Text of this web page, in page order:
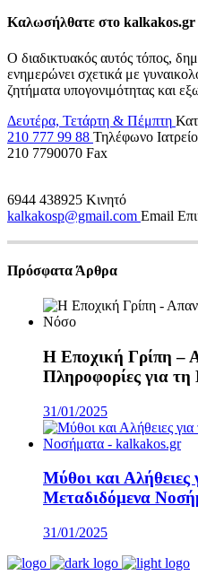
Καλωσήλθατε στο kalkakos.gr
Ο διαδικτυακός αυτός τόπος,
ενημερώνει σχετικά με
ζητήματα υπογονιμότητας και
Δευτέρα, Τετάρτη & Πέμπτη
210 777 99 88 Τηλέφωνο
210 7790070 Fax
6944 438925 Κινητό
kalkakosp@gmail.com Email
Πρόσφατα Άρθρα
Η Εποχική Γρίπη –
Πληροφορίες για τη
31/01/2025
Μύθοι και Αλήθειες
Μεταδιδόμενα
31/01/2025